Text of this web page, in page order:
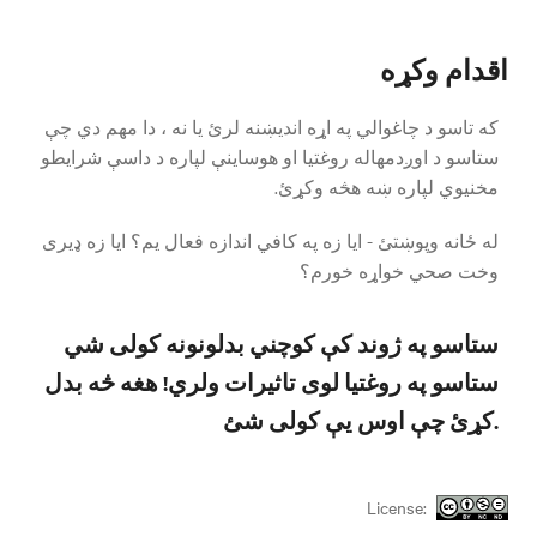
اقدام وکړه
که تاسو د چاغوالي په اړه اندیښنه لرئ یا نه ، دا مهم دي چې
ستاسو د اوږدمهاله روغتیا او هوساینې لپاره د داسې شرایطو
مخنیوي لپاره ښه هڅه وکړئ.
له ځانه وپوښتئ - ایا زه په کافي اندازه فعال یم؟ ایا زه ډیری
وخت صحي خواړه خورم؟
ستاسو په ژوند کې کوچني بدلونونه کولی شي
ستاسو په روغتیا لوی تاثیرات ولري! هغه څه بدل
کړئ چې اوس یې کولی شئ.
License: